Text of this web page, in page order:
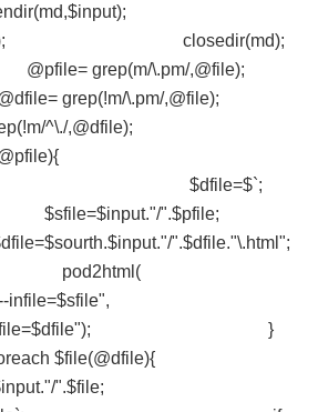
closedir(md);
\.pm/,@file);
grep(!m/\.pm/,@file);
^\./,@dfile);
$pfile(@pfile){
; $dfile=$`;
".$pfile;
".$dfile."\.html";
}
$file(@dfile){
".$file;